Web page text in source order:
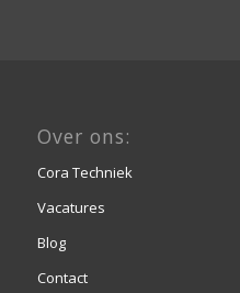
Over ons:
Cora Techniek
Vacatures
Blog
Contact